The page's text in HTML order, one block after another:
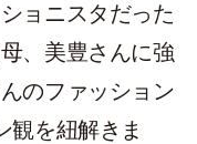
ョニスタだった
、美豊さんに強
のファッション
観を紐解きま